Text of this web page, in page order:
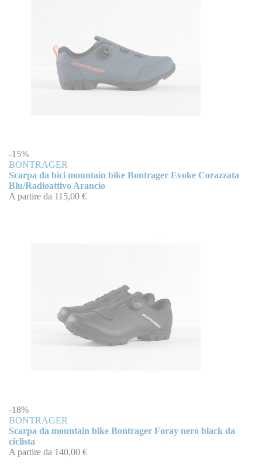
-15%
BONTRAGER
Scarpa da bici mountain bike Bontrager Evoke Corazzata
Blu/Radioattivo Arancio
A partire da 115,00 €
-18%
BONTRAGER
Scarpa da mountain bike Bontrager Foray nero black da
ciclista
A partire da 140,00 €